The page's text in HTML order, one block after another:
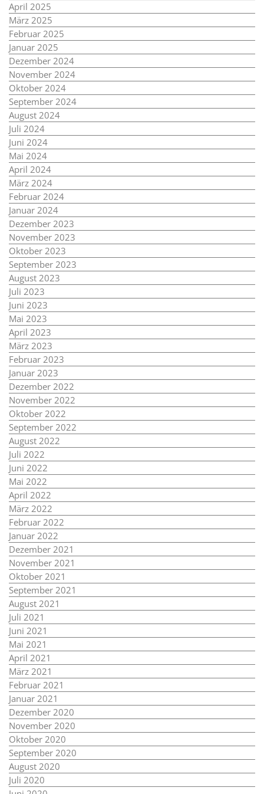
April 2025
März 2025
Februar 2025
Januar 2025
Dezember 2024
November 2024
Oktober 2024
September 2024
August 2024
Juli 2024
Juni 2024
Mai 2024
April 2024
März 2024
Februar 2024
Januar 2024
Dezember 2023
November 2023
Oktober 2023
September 2023
August 2023
Juli 2023
Juni 2023
Mai 2023
April 2023
März 2023
Februar 2023
Januar 2023
Dezember 2022
November 2022
Oktober 2022
September 2022
August 2022
Juli 2022
Juni 2022
Mai 2022
April 2022
März 2022
Februar 2022
Januar 2022
Dezember 2021
November 2021
Oktober 2021
September 2021
August 2021
Juli 2021
Juni 2021
Mai 2021
April 2021
März 2021
Februar 2021
Januar 2021
Dezember 2020
November 2020
Oktober 2020
September 2020
August 2020
Juli 2020